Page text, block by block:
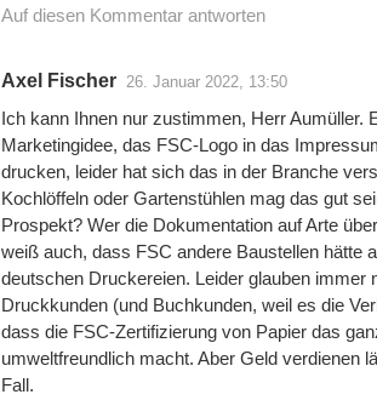
Auf diesen Kommentar antworten
Axel Fischer 26. Januar 2022, 13:50
Ich kann Ihnen nur zustimmen, Herr Aumüller.
Marketingidee, das FSC-Logo in das
drucken, leider hat sich das in der Branche
Kochlöffeln oder Gartenstühlen mag das gut
Prospekt? Wer die Dokumentation auf Arte
weiß auch, dass FSC andere Baustellen hätte
deutschen Druckereien. Leider glauben immer
Druckkunden (und Buchkunden, weil es die
dass die FSC-Zertifizierung von Papier das
umweltfreundlich macht. Aber Geld verdienen
Fall.